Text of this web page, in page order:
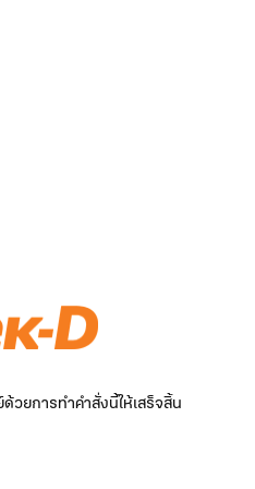
ยการทำคำสั่งนี้ให้เสร็จสิ้น